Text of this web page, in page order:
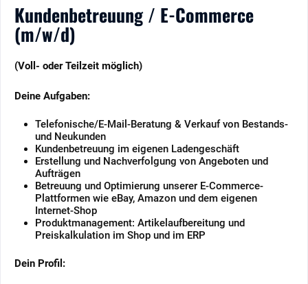
Kundenbetreuung / E-Commerce
(m/w/d)
(Voll- oder Teilzeit möglich)
Deine Aufgaben:
Telefonische/E-Mail-Beratung & Verkauf von Bestands-
und Neukunden
Kundenbetreuung im eigenen Ladengeschäft
Erstellung und Nachverfolgung von Angeboten und
Aufträgen
Betreuung und Optimierung unserer E-Commerce-
Plattformen wie eBay, Amazon und dem eigenen
Internet-Shop
Produktmanagement: Artikelaufbereitung und
Preiskalkulation im Shop und im ERP
Dein Profil: